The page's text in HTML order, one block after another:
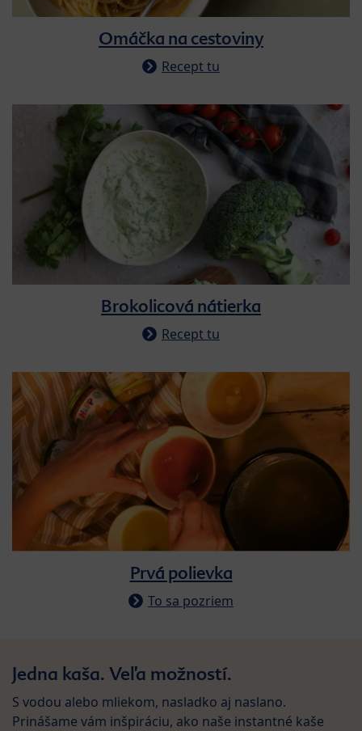
Omáčka na cestoviny
Recept tu
Brokolicová nátierka
Recept tu
Prvá polievka
To sa pozriem
Jedna kaša. Veľa možností.
S vodou alebo mliekom, nasladko aj naslano.
Prinášame vám inšpiráciu, ako naše instantné kaše